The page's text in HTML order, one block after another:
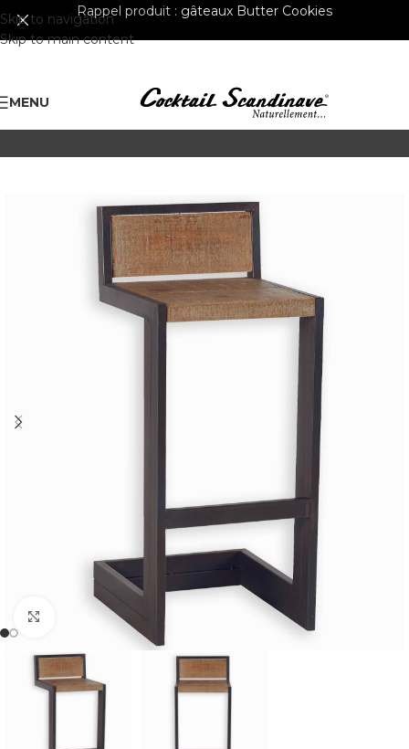
Skip to navigation
Skip to main content
Rappel produit : gâteaux Butter Cookies
MENU
Cliquer pour agrandir